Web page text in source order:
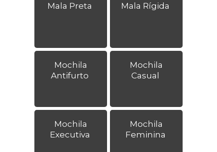
Mala Preta Mala Rígida
Mochila
Antifurto
Mochila
Casual
Mochila
Executiva
Mochila
Feminina